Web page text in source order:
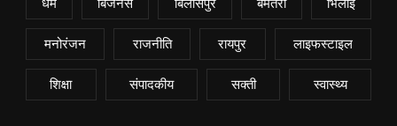
मनोरंजन राजनीति रायपुर लाइफस्टाइल
शिक्षा संपादकीय सक्ती स्वास्थ्य